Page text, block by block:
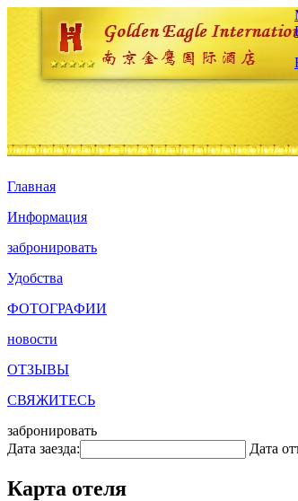
Главная
Информация
забронировать
Удобства
ФОТОГРАФИИ
новости
ОТЗЫВЫ
СВЯЖИТЕСЬ
забронировать
Дата заезда:
Дата
Карта отеля